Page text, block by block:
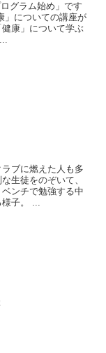
グラム始め」です
」についての講座が
康」について学ぶ
ブに燃えた人も多
生徒をのぞいて、
ンチで勉強する中
様子。 ...